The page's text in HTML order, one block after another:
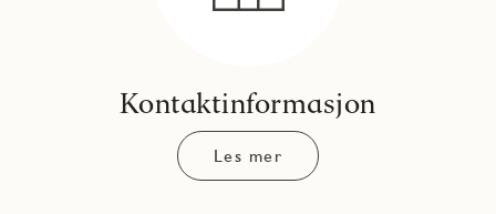
Kontaktinformasjon
Les mer